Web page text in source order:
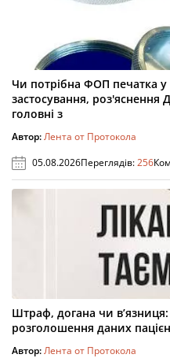
Чи потрібна ФОП печатка у
застосування, роз'яснення
головні з
Автор:Лента от Протокола
05.08.2026Переглядів:256
Штраф, догана чи
розголошення даних
Автор:Лента от Протокола